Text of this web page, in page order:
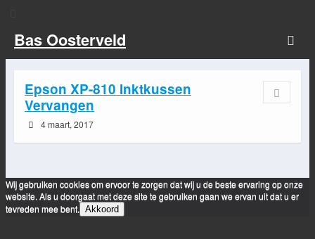
Bas Oosterveld
Epson XP-810 Inktkussen
Vervangen
4 maart, 2017
Wij gebruiken cookies om ervoor te zorgen dat wij u de beste ervaring op onze
website. Als u doorgaat met deze site te gebruiken gaan we ervan uit dat u er
tevreden mee bent. Akkoord